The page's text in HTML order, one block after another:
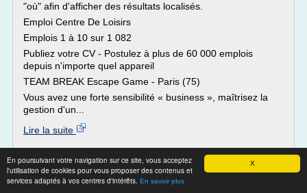
X
En poursuivant votre navigation sur ce site, vous acceptez
l'utilisation de cookies pour vous proposer des contenus et
services adaptés à vos centres d'intérêts. En savoir plus
"où" afin d'afficher des résultats localisés.
Emploi Centre De Loisirs
Emplois 1 à 10 sur 1 082
Publiez votre CV - Postulez à plus de 60 000 emplois
depuis n'importe quel appareil
TEAM BREAK Escape Game - Paris (75)
Vous avez une forte sensibilité « business », maîtrisez la
gestion d'un...
Lire la suite
Site :http://www.indeed.fr
Thèmes liés :offre emploi directeur centre de loisirs/offre emploi
centre de loisirs lyon / offre emploi centre de loisirs